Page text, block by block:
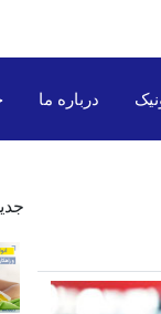
درباره ما